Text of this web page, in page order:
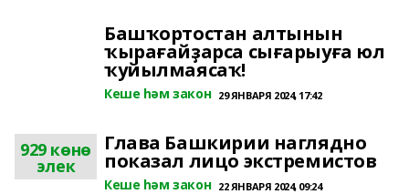
Башҡортостан алтынын
ҡырағайҙарса сығарыуға юл
ҡуйылмаясаҡ!
Кеше һәм закон 29 ЯНВАРЯ 2024, 17:42
929 көнө
элек
Глава Башкирии наглядно
показал лицо экстремистов
Кеше һәм закон 22 ЯНВАРЯ 2024, 09:24